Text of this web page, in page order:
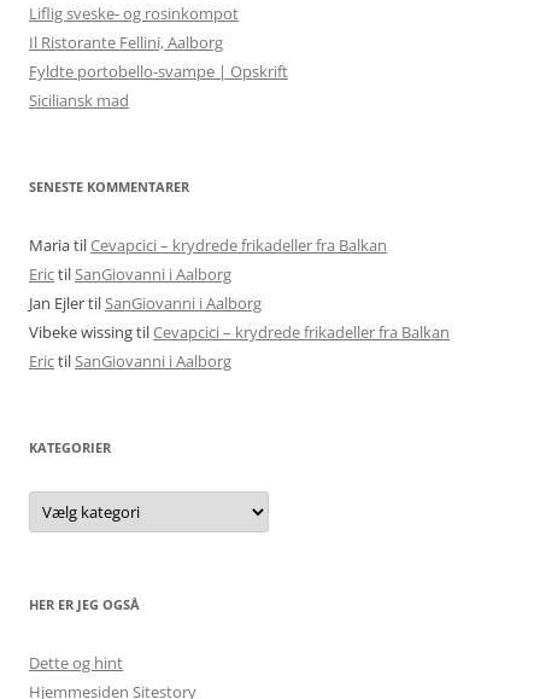
Liflig sveske- og rosinkompot
Il Ristorante Fellini, Aalborg
Fyldte portobello-svampe | Opskrift
Siciliansk mad
SENESTE KOMMENTARER
MariatilCevapcici – krydrede frikadeller fra Balkan
ErictilSanGiovanni i Aalborg
Jan EjlertilSanGiovanni i Aalborg
Vibeke wissingtilCevapcici – krydrede frikadeller fra Balkan
ErictilSanGiovanni i Aalborg
KATEGORIER
Kategorier
HER ER JEG OGSÅ
Dette og hint
Hjemmesiden Sitestory